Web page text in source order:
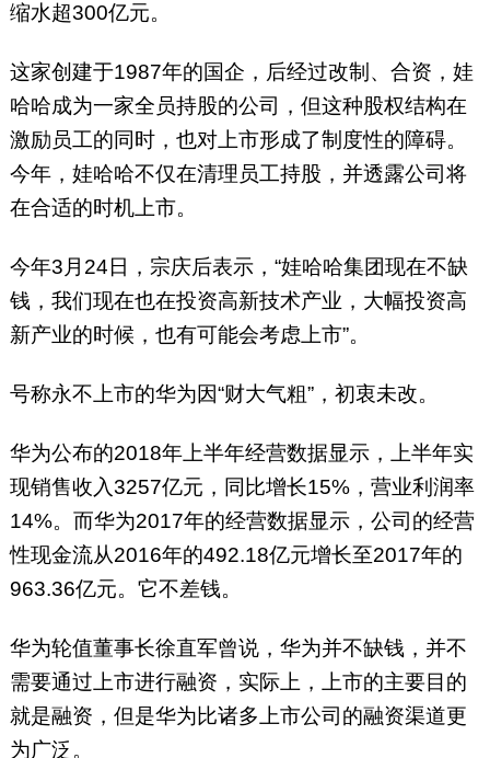
缩水超300亿元。
这家创建于1987年的国企，后经过改制、合资，娃
哈哈成为一家全员持股的公司，但这种股权结构在
激励员工的同时，也对上市形成了制度性的障碍。
今年，娃哈哈不仅在清理员工持股，并透露公司将
在合适的时机上市。
今年3月24日，宗庆后表示，“娃哈哈集团现在不缺
钱，我们现在也在投资高新技术产业，大幅投资高
新产业的时候，也有可能会考虑上市”。
号称永不上市的华为因“财大气粗”，初衷未改。
华为公布的2018年上半年经营数据显示，上半年实
现销售收入3257亿元，同比增长15%，营业利润率
14%。而华为2017年的经营数据显示，公司的经营
性现金流从2016年的492.18亿元增长至2017年的
963.36亿元。它不差钱。
华为轮值董事长徐直军曾说，华为并不缺钱，并不
需要通过上市进行融资，实际上，上市的主要目的
就是融资，但是华为比诸多上市公司的融资渠道更
为广泛。